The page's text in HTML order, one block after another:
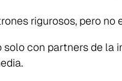
rigurosos, pero no
solo con partnersde la
.